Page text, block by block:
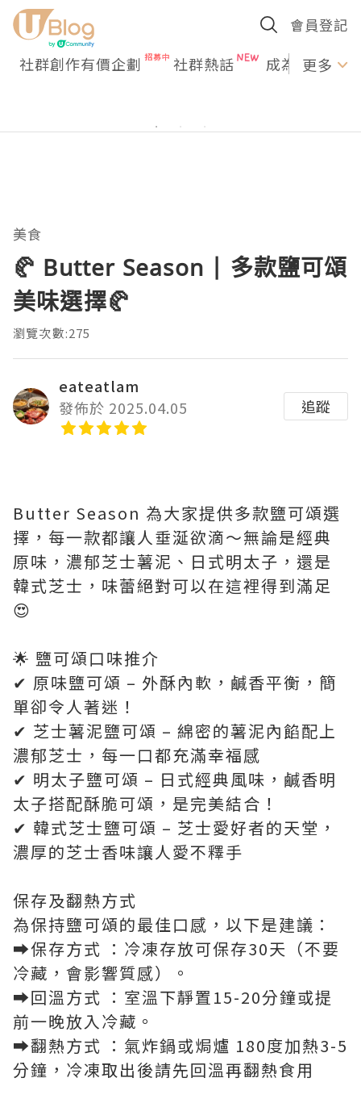
會員登記
社群創作有價企劃 社群熱話 成為U更多
美食
🥐 Butter Season | 多款鹽可頌
美味選擇🥐
瀏覽次數:275
eateatlam
發佈於 2025.04.05
追蹤
Butter Season 為大家提供多款鹽可頌選
擇，每一款都讓人垂涎欲滴～無論是經典
原味，濃郁芝士薯泥、日式明太子，還是
韓式芝士，味蕾絕對可以在這裡得到滿足
😍
🌟 鹽可頌口味推介
✔ 原味鹽可頌 – 外酥內軟，鹹香平衡，簡
單卻令人著迷！
✔ 芝士薯泥鹽可頌 – 綿密的薯泥內餡配上
濃郁芝士，每一口都充滿幸福感
✔ 明太子鹽可頌 – 日式經典風味，鹹香明
太子搭配酥脆可頌，是完美結合！
✔ 韓式芝士鹽可頌 – 芝士愛好者的天堂，
濃厚的芝士香味讓人愛不釋手
保存及翻熱方式
為保持鹽可頌的最佳口感，以下是建議：
➡️保存方式 ：冷凍存放可保存30天（不要
冷藏，會影響質感）。
➡️回溫方式 ：室溫下靜置15-20分鐘或提
前一晚放入冷藏。
➡️翻熱方式 ：氣炸鍋或焗爐 180度加熱3-5
分鐘，冷凍取出後請先回溫再翻熱食用